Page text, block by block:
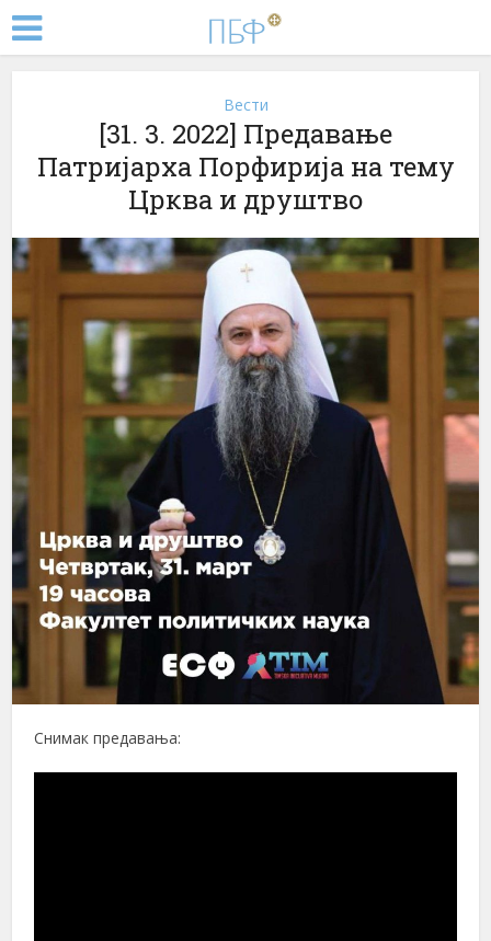
Вести
[31. 3. 2022] Предавање
Патријарха Порфирија на тему
Црква и друштво
Снимак предавања: